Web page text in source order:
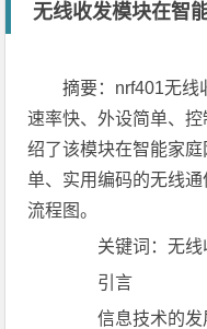
无线收发模块在智
摘要：nrf401无线
速率快、外设简单、
绍了该模块在智能家
单、实用编码的无线
流程图。
关键词：无
引言
信息技术的发